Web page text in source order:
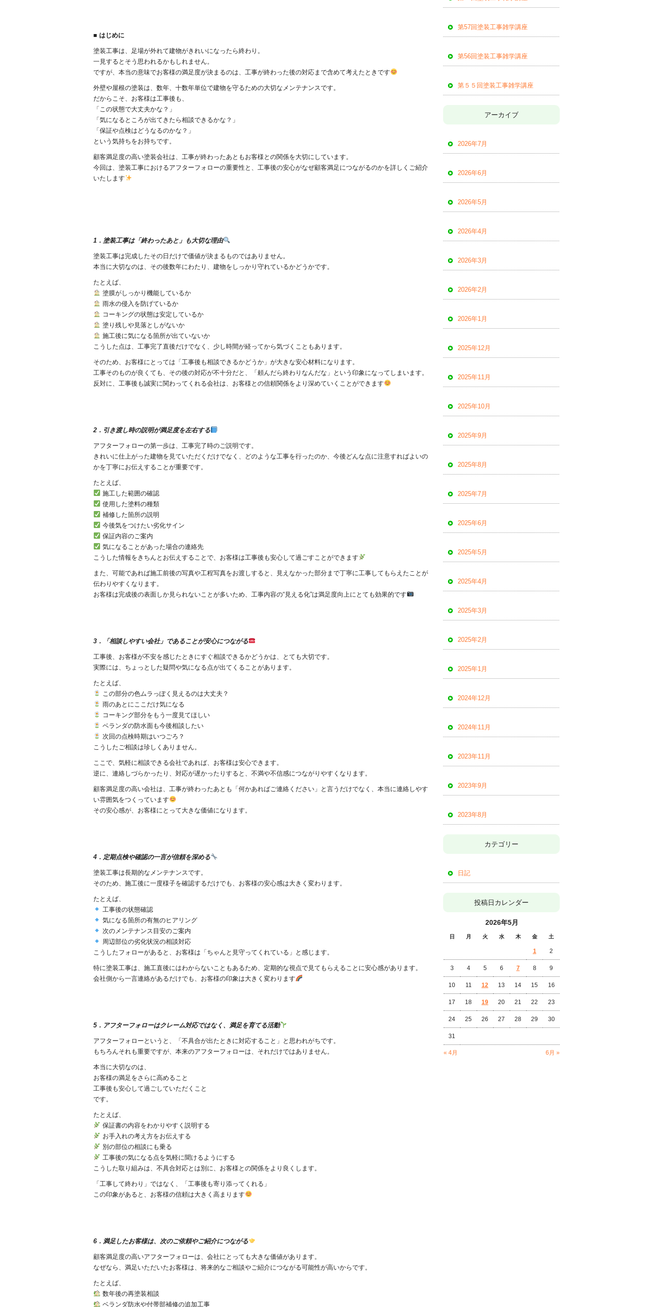
■ はじめに
塗装工事は、足場が外れて建物がきれいになったら終わり。
一見するとそう思われるかもしれません。
ですが、本当の意味でお客様の満足度が決まるのは、工事が終わった後の対応まで含めて考えたときです
外壁や屋根の塗装は、数年、十数年単位で建物を守るための大切なメンテナンスです。
だからこそ、お客様は工事後も、
「この状態で大丈夫かな？」
「気になるところが出てきたら相談できるかな？」
「保証や点検はどうなるのかな？」
という気持ちをお持ちです。
顧客満足度の高い塗装会社は、工事が終わったあともお客様との関係を大切にしています。
今回は、塗装工事におけるアフターフォローの重要性と、工事後の安心がなぜ顧客満足につながるのかを詳しくご紹介
いたします
1．塗装工事は「終わったあと」も大切な理由
塗装工事は完成したその日だけで価値が決まるものではありません。
本当に大切なのは、その後数年にわたり、建物をしっかり守れているかどうかです。
たとえば、
塗膜がしっかり機能しているか
雨水の侵入を防げているか
コーキングの状態は安定しているか
塗り残しや見落としがないか
施工後に気になる箇所が出ていないか
こうした点は、工事完了直後だけでなく、少し時間が経ってから気づくこともあります。
そのため、お客様にとっては「工事後も相談できるかどうか」が大きな安心材料になります。
工事そのものが良くても、その後の対応が不十分だと、「頼んだら終わりなんだな」という印象になってしまいます。
反対に、工事後も誠実に関わってくれる会社は、お客様との信頼関係をより深めていくことができます
2．引き渡し時の説明が満足度を左右する
アフターフォローの第一歩は、工事完了時のご説明です。
きれいに仕上がった建物を見ていただくだけでなく、どのような工事を行ったのか、今後どんな点に注意すればよいの
かを丁寧にお伝えすることが重要です。
たとえば、
施工した範囲の確認
使用した塗料の種類
補修した箇所の説明
今後気をつけたい劣化サイン
保証内容のご案内
気になることがあった場合の連絡先
こうした情報をきちんとお伝えすることで、お客様は工事後も安心して過ごすことができます
また、可能であれば施工前後の写真や工程写真をお渡しすると、見えなかった部分まで丁寧に工事してもらえたことが
伝わりやすくなります。
お客様は完成後の表面しか見られないことが多いため、工事内容の“見える化”は満足度向上にとても効果的です
3．「相談しやすい会社」であることが安心につながる
工事後、お客様が不安を感じたときにすぐ相談できるかどうかは、とても大切です。
実際には、ちょっとした疑問や気になる点が出てくることがあります。
たとえば、
この部分の色ムラっぽく見えるのは大丈夫？
雨のあとにここだけ気になる
コーキング部分をもう一度見てほしい
ベランダの防水面も今後相談したい
次回の点検時期はいつごろ？
こうしたご相談は珍しくありません。
ここで、気軽に相談できる会社であれば、お客様は安心できます。
逆に、連絡しづらかったり、対応が遅かったりすると、不満や不信感につながりやすくなります。
顧客満足度の高い会社は、工事が終わったあとも「何かあればご連絡ください」と言うだけでなく、本当に連絡しやす
い雰囲気をつくっています
その安心感が、お客様にとって大きな価値になります。
4．定期点検や確認の一言が信頼を深める
塗装工事は長期的なメンテナンスです。
そのため、施工後に一度様子を確認するだけでも、お客様の安心感は大きく変わります。
たとえば、
工事後の状態確認
気になる箇所の有無のヒアリング
次のメンテナンス目安のご案内
周辺部位の劣化状況の相談対応
こうしたフォローがあると、お客様は「ちゃんと見守ってくれている」と感じます。
特に塗装工事は、施工直後にはわからないこともあるため、定期的な視点で見てもらえることに安心感があります。
会社側から一言連絡があるだけでも、お客様の印象は大きく変わります
5．アフターフォローはクレーム対応ではなく、満足を育てる活動
アフターフォローというと、「不具合が出たときに対応すること」と思われがちです。
もちろんそれも重要ですが、本来のアフターフォローは、それだけではありません。
本当に大切なのは、
お客様の満足をさらに高めること
工事後も安心して過ごしていただくこと
です。
たとえば、
保証書の内容をわかりやすく説明する
お手入れの考え方をお伝えする
別の部位の相談にも乗る
工事後の気になる点を気軽に聞けるようにする
こうした取り組みは、不具合対応とは別に、お客様との関係をより良くします。
「工事して終わり」ではなく、「工事後も寄り添ってくれる」
この印象があると、お客様の信頼は大きく高まります
6．満足したお客様は、次のご依頼やご紹介につながる
顧客満足度の高いアフターフォローは、会社にとっても大きな価値があります。
なぜなら、満足いただいたお客様は、将来的なご相談やご紹介につながる可能性が高いからです。
たとえば、
数年後の再塗装相談
ベランダ防水や付帯部補修の追加工事
第57回塗装工事雑学講座
第56回塗装工事雑学講座
第５５回塗装工事雑学講座
アーカイブ
2026年7月
2026年6月
2026年5月
2026年4月
2026年3月
2026年2月
2026年1月
2025年12月
2025年11月
2025年10月
2025年9月
2025年8月
2025年7月
2025年6月
2025年5月
2025年4月
2025年3月
2025年2月
2025年1月
2024年12月
2024年11月
2023年11月
2023年9月
2023年8月
カテゴリー
日記
投稿日カレンダー
2026年5月
日 月 火 水 木 金 土
« 4月 6月 »
1 2
3 4 5 6 7 8 9
10 11 12 13 14 15 16
17 18 19 20 21 22 23
24 25 26 27 28 29 30
31